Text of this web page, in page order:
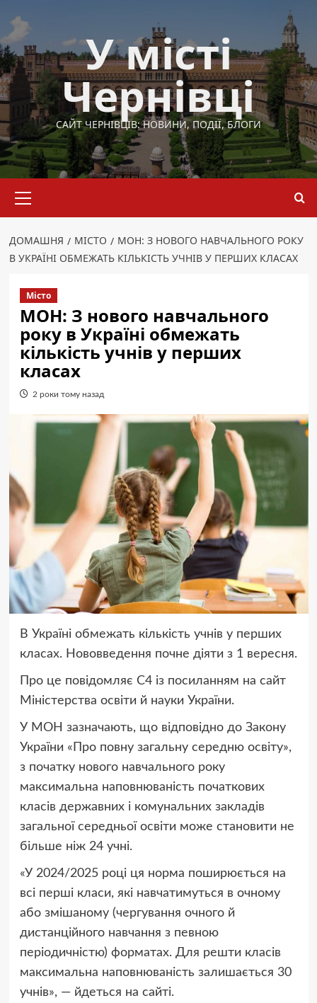
до
вмісту
У місті
Чернівці
САЙТ ЧЕРНІВЦІВ: НОВИНИ, ПОДІЇ, БЛОГИ
меню
ДОМАШНЯ МІСТО
МОН: З НОВОГО НАВЧАЛЬНОГО РОКУ
В УКРАЇНІ ОБМЕЖАТЬ КІЛЬКІСТЬ УЧНІВ У ПЕРШИХ КЛАСАХ
Місто
МОН: З нового навчального
року в Україні обмежать
кількість учнів у перших
класах
2 роки тому назад
В Україні обмежать кількість учнів у перших
класах. Нововведення почне діяти з 1 вересня.
Про це повідомляє С4 із посиланням на сайт
Міністерства освіти й науки України.
У МОН зазначають, що відповідно до Закону
України «Про повну загальну середню освіту»,
з початку нового навчального року
максимальна наповнюваність початкових
класів державних і комунальних закладів
загальної середньої освіти може становити не
більше ніж 24 учні.
«У 2024/2025 році ця норма поширюється на
всі перші класи, які навчатимуться в очному
або змішаному (чергування очного й
дистанційного навчання з певною
періодичністю) форматах. Для решти класів
максимальна наповнюваність залишається 30
учнів», — йдеться на сайті.